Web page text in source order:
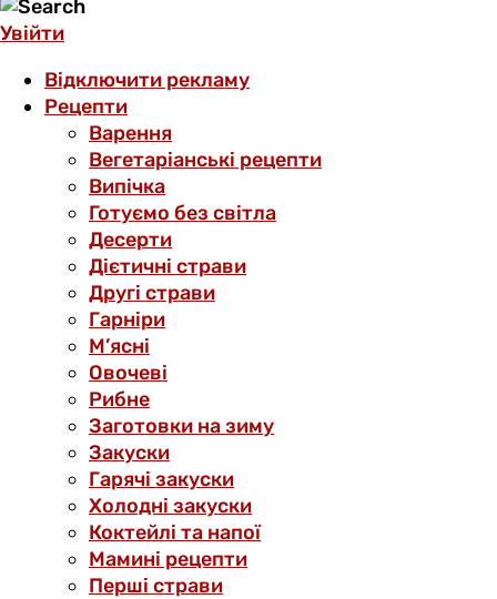
Увійти
Відключити рекламу
Рецепти
Варення
Вегетаріанські рецепти
Випічка
Готуємо без світла
Десерти
Дієтичні страви
Другі страви
Гарніри
М’ясні
Овочеві
Рибне
Заготовки на зиму
Закуски
Гарячі закуски
Холодні закуски
Коктейлі та напої
Мамині рецепти
Перші страви